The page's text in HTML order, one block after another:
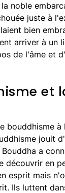
noble
juste à
bien
arriver à un
de l'âme et
et
bouddhisme à
jouit
a
découvrir en
esprit mais
Ils luttent